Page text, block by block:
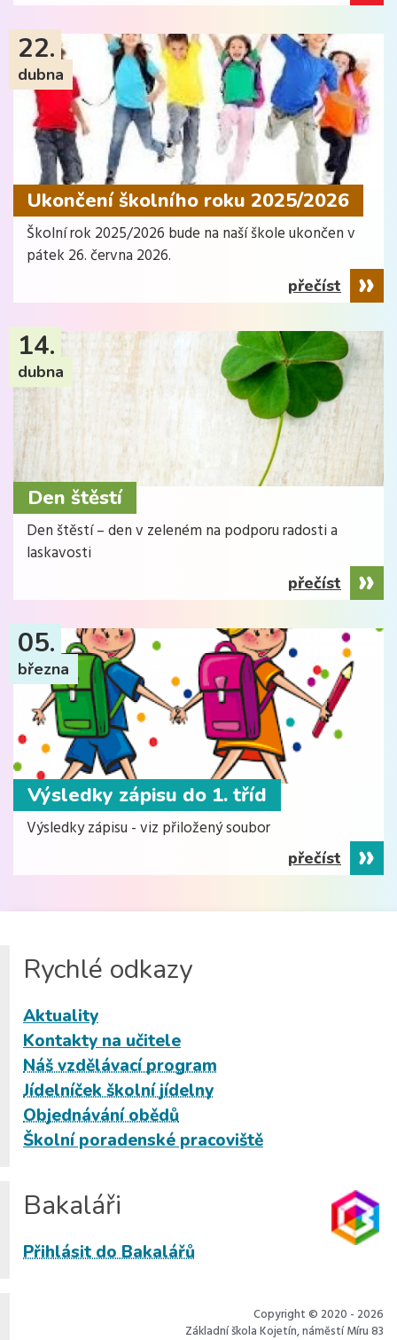
Ukončení školního roku 2025/2026
22.
dubna
Školní rok 2025/2026 bude na naší škole ukončen v
pátek 26. června 2026.
přečíst
Den štěstí
14.
dubna
Den štěstí – den v zeleném na podporu radosti a
laskavosti
přečíst
Výsledky zápisu do 1. tříd
05.
března
Výsledky zápisu - viz přiložený soubor
přečíst
Rychlé odkazy
Aktuality
Kontakty na učitele
Náš vzdělávací program
Jídelníček školní jídelny
Objednávání obědů
Školní poradenské pracoviště
Bakaláři
Přihlásit do Bakalářů
Copyright © 2020 - 2026
Základní škola Kojetín, náměstí Míru 83